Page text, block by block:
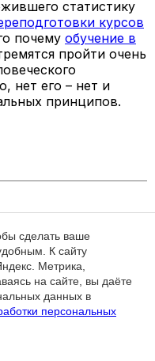
статистику
курсов
почему обучение в
пройти очень
нет его – нет и
принципов.
РАБОТЫ
10.00 - 17.00
г. Москва,
переулок,
сделать ваше
К cайту
Метрика,
на сайте, вы даёте
данных в
персональных